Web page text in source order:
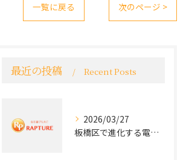
一覧に戻る 次のページ >
最近の投稿 Recent Posts
2026/03/27
板橋区で進化する電気工事と最新コンセント交換技術